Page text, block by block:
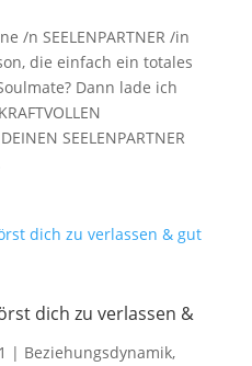
/n SEELENPARTNER /in
die einfach ein totales
Dann lade ich
SEELENPARTNER
dich zu verlassen &
| Beziehungsdynamik,